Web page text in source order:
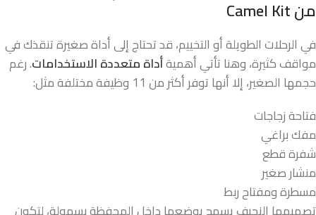
من
في الرحلات الطويلة أو التخييم، قد تحتاج إلى أداة صغيرة تنقذك في
مواقف كثيرة، وهنا تأتي أهميةأداة متعددة الاستخدامات. رغم
حجمها الصغير، إلا أنها توفر أكثر من 11 وظيفة مختلفة مثل:
فتاحة زجاجات
مفك براغي
شفرة قطع
منشار صغير
مسطرة ومفتاح ربط